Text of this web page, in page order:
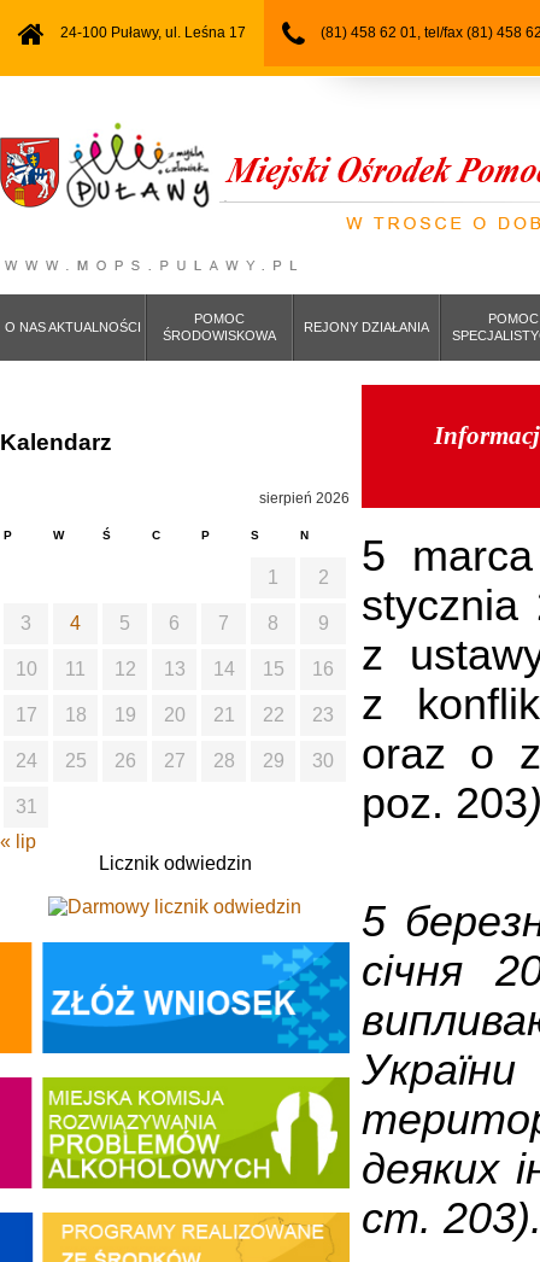
24-100 Puławy, ul. Leśna 17 (81) 458 62 01, tel/fax (81) 458
O NAS AKTUALNOŚCI
POMOC
ŚRODOWISKOWA
REJONY DZIAŁANIA
POMOC
5
stycznia
z
z
oraz o
poz. 203
5
січня
деяких
ст.
Kalendarz
sierpień 2026
P W Ś C P S N
1 2
3 4 5 6 7 8 9
10 11 12 13 14 15 16
17 18 19 20 21 22 23
24 25 26 27 28 29 30
31
« lip
Licznik odwiedzin